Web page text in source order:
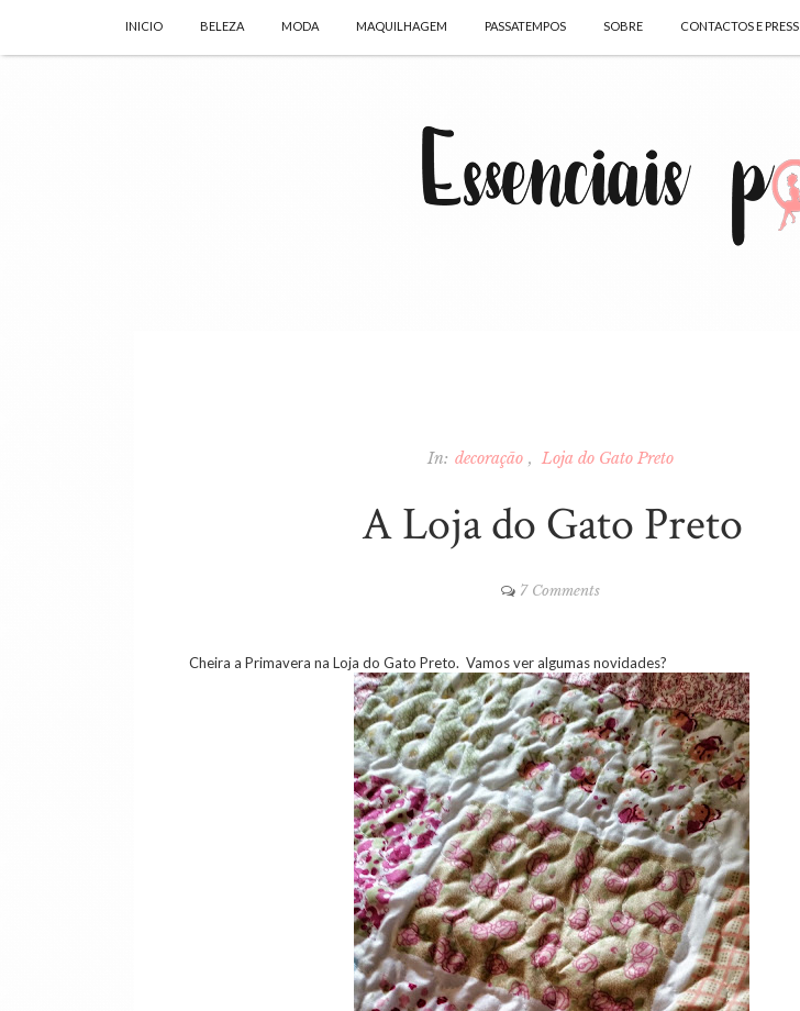
INICIO BELEZA MODA MAQUILHAGEM PASSATEMPOS SOBRE CONTACTOS E PRESS
In: decoração Loja do Gato Preto
A Loja do Gato Preto
7 Comments
Cheira a Primavera na Loja do Gato Preto. Vamos ver algumas novidades?